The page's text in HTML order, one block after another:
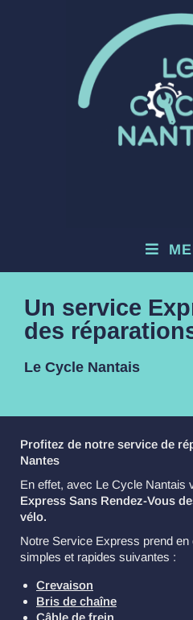
Un service
des
Le Cycle Nantais
Profitez de notre service de
Nantes
En effet, avec Le Cycle Nantais
Express Sans Rendez-Vous
vélo.
Notre Service Express prend
simples et rapides suivantes :
Crevaison
Bris de chaîne
Câble de frein